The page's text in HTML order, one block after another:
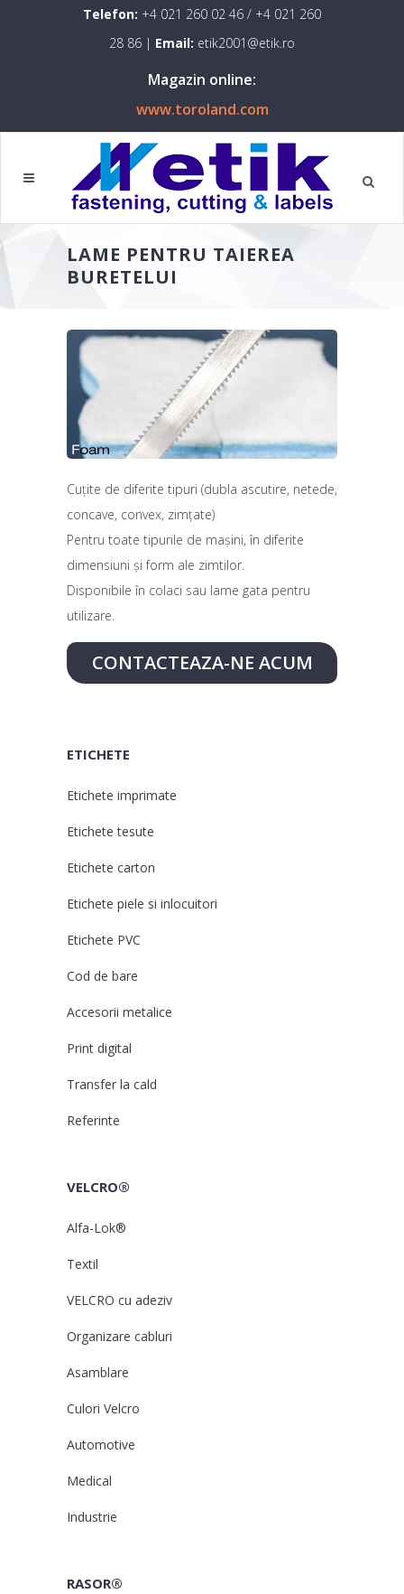
Telefon: +4 021 260 02 46 / +4 021 260
28 86 | Email: etik2001@etik.ro
Magazin online:
www.toroland.com
LAME PENTRU TAIEREA
BURETELUI
Cuțite de diferite tipuri (dubla ascutire, netede,
concave, convex, zimțate)
Pentru toate tipurile de mașini, în diferite
dimensiuni și form ale zimtilor.
Disponibile în colaci sau lame gata pentru
utilizare.
CONTACTEAZA-NE ACUM
ETICHETE
Etichete imprimate
Etichete tesute
Etichete carton
Etichete piele si inlocuitori
Etichete PVC
Cod de bare
Accesorii metalice
Print digital
Transfer la cald
Referinte
VELCRO®
Alfa-Lok®
Textil
VELCRO cu adeziv
Organizare cabluri
Asamblare
Culori Velcro
Automotive
Medical
Industrie
RASOR®